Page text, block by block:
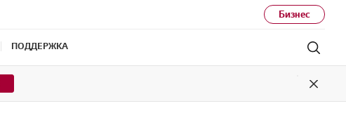
Бизнес
ПОДДЕРЖКА
Close